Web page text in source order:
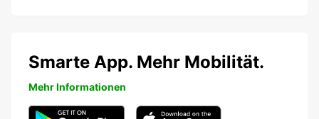
Smarte App. Mehr Mobilität.
Mehr Informationen